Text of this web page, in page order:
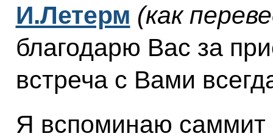
И.Летерм (как
благодарю Вас за
встреча с Вами
Я вспоминаю саммит